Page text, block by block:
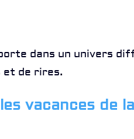
dans un univers
et de rires.
vacances de la